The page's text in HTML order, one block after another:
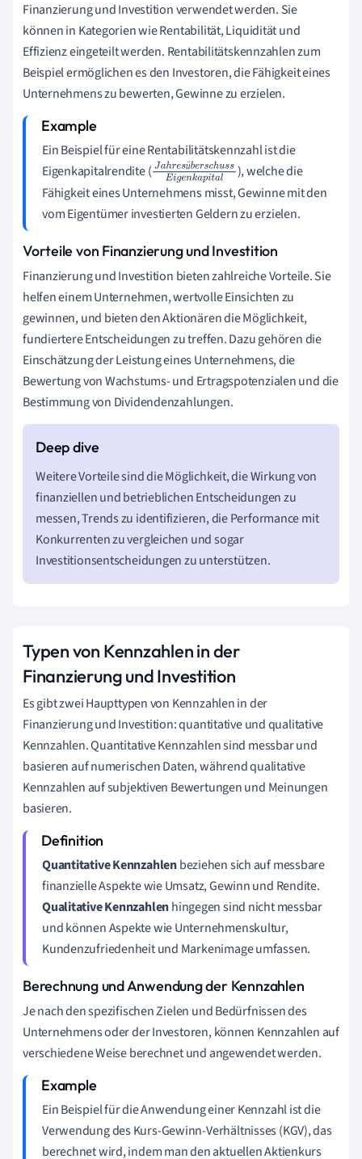
Finanzierung und Investition verwendet werden. Sie
können in Kategorien wie Rentabilität, Liquidität und
Effizienz eingeteilt werden. Rentabilitätskennzahlen zum
Beispiel ermöglichen es den Investoren, die Fähigkeit eines
Unternehmens zu bewerten, Gewinne zu erzielen.
Ein Beispiel für eine Rentabilitätskennzahl ist die
Eigenkapitalrendite (
ü
Jahresübersch
ussEigenkapital
), welche die
Fähigkeit eines Unternehmens misst, Gewinne mit den
vom Eigentümer investierten Geldern zu erzielen.
Vorteile von Finanzierung und Investition
Finanzierung und Investition bieten zahlreiche Vorteile. Sie
helfen einem Unternehmen, wertvolle Einsichten zu
gewinnen, und bieten den Aktionären die Möglichkeit,
fundiertere Entscheidungen zu treffen. Dazu gehören die
Einschätzung der Leistung eines Unternehmens, die
Bewertung von Wachstums- und Ertragspotenzialen und die
Bestimmung von Dividendenzahlungen.
Weitere Vorteile sind die Möglichkeit, die Wirkung von
finanziellen und betrieblichen Entscheidungen zu
messen, Trends zu identifizieren, die Performance mit
Konkurrenten zu vergleichen und sogar
Investitionsentscheidungen zu unterstützen.
Typen von Kennzahlen in der
Finanzierung und Investition
Es gibt zwei Haupttypen von Kennzahlen in der
Finanzierung und Investition: quantitative und qualitative
Kennzahlen. Quantitative Kennzahlen sind messbar und
basieren auf numerischen Daten, während qualitative
Kennzahlen auf subjektiven Bewertungen und Meinungen
basieren.
Quantitative Kennzahlenbeziehen sich auf messbare
finanzielle Aspekte wie Umsatz, Gewinn und Rendite.
Qualitative Kennzahlenhingegen sind nicht messbar
und können Aspekte wie Unternehmenskultur,
Kundenzufriedenheit und Markenimage umfassen.
Berechnung und Anwendung der Kennzahlen
Je nach den spezifischen Zielen und Bedürfnissen des
Unternehmens oder der Investoren, können Kennzahlen auf
verschiedene Weise berechnet und angewendet werden.
Ein Beispiel für die Anwendung einer Kennzahl ist die
Verwendung des Kurs-Gewinn-Verhältnisses (KGV), das
berechnet wird, indem man den aktuellen Aktienkurs